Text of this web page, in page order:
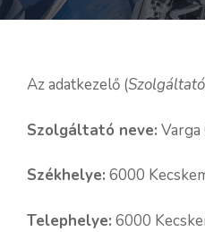
Az adatkezelő (Szolgáltató
Szolgáltató neve: Varga
Székhelye: 6000
Telephelye: 6000